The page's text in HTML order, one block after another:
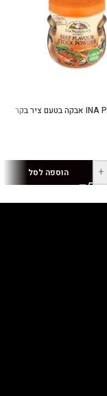
INA PAARMAN'S אבקה בטעם ציר בקר
+ הוספה לסל